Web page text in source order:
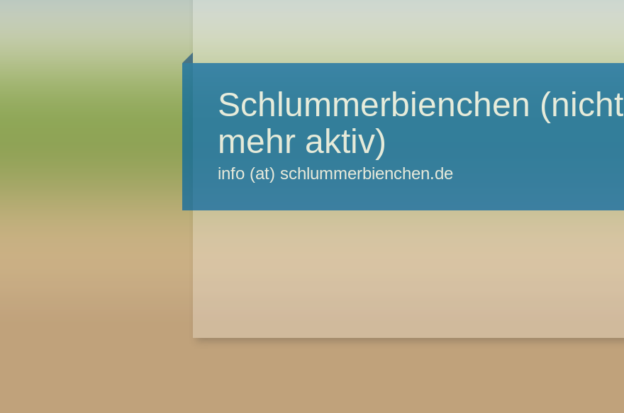
Schlummerbienchen (nicht
mehr aktiv)
info (at) schlummerbienchen.de